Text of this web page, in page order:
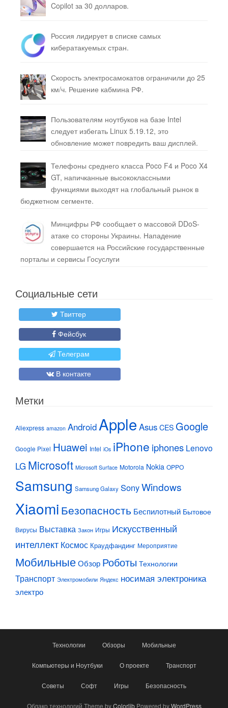
Copilot за 30 долларов.
Россия лидирует в списке самых
кибератакуемых стран.
Скорость электросамокатов ограничили до 25
км/ч. Решение кабмина РФ.
Пользователям ноутбуков на базе Intel
следует избегать Linux 5.19.12, это
обновление может повредить ваш дисплей.
Телефоны среднего класса Poco F4 и Poco X4
GT, напичканные высококлассными
функциями выходят на глобальный рынок в
бюджетном сегменте.
Минцифры РФ сообщает о массовой DDoS-
атаке со стороны Украины. Нападение
совершается на Российские государственные
порталы и сервисы Госуслуги
Социальные сети
Твиттер
Фейсбук
Телеграм
В контакте
Метки
Aliexpress amazon Android Apple Asus CES Google
Google Pixel Huawei Intel iOs iPhone iphones Lenovo
LG Microsoft Microsoft Surface Motorola Nokia OPPO
Samsung Samsung Galaxy SonyWindows
Xiaomi Безопасность Беспилотный Бытовое
Вирусы Выставка Закон Игры Искусственный
интеллект Космос Краудфандинг Мероприятие
МобильныеОбзор Роботы Технологии
Транспорт Электромобили Яндекс носимая электроника
электро
Технологии Обзоры Мобильные
Компьютеры и Ноутбуки О проекте Транспорт
Советы Софт Игры Безопасность
Облако технологий Theme byColorlibPowered byWordPress